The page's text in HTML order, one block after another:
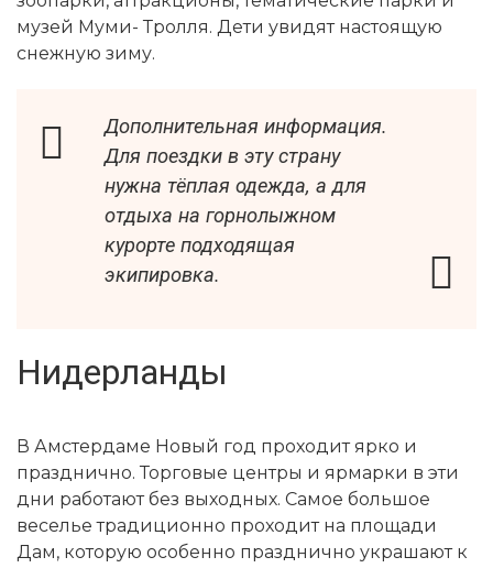
музей Муми- Тролля. Дети увидят настоящую
снежную зиму.
Дополнительная информация.
Для поездки в эту страну
нужна тёплая одежда, а для
отдыха на горнолыжном
курорте подходящая
экипировка.
Нидерланды
В Амстердаме Новый год проходит ярко и
празднично. Торговые центры и ярмарки в эти
дни работают без выходных. Самое большое
веселье традиционно проходит на площади
Дам, которую особенно празднично украшают к